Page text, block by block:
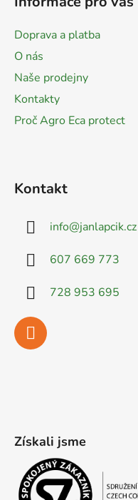
Doprava a platba
O nás
Naše prodejny
Kontakty
Proč Agro Eca protect
Kontakt
info@janlapcik.cz
607 669 773
728 953 695
Získali jsme